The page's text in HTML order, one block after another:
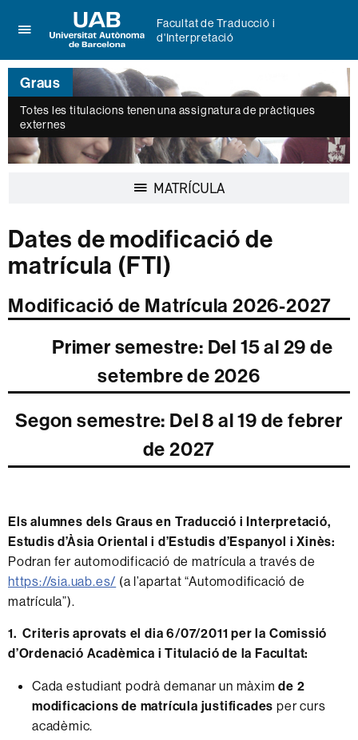
per
desplegar
el
menú
de
Facultat
de
Universitat
Autònoma
Barcelona
Facultat de Traducció i
d'Interpretació
Graus
Totes les titulacions tenen una assignatura de pràctiques
externes
MATRÍCULA
Dates de modificació de
matrícula (FTI)
Modificació de Matrícula 2026-2027
Primer semestre: Del 15 al 29 de
setembre de 2026
Segon semestre: Del 8 al 19 de febrer
de 2027
Els alumnes dels Graus en Traducció i Interpretació,
Estudis d’Àsia Oriental i d’Estudis d’Espanyol i Xinès:
Podran fer automodificació de matrícula a través de
https://sia.uab.es/ (a l’apartat “Automodificació de
matrícula”).
1. Criteris aprovats el dia 6/07/2011 per la Comissió
d’Ordenació Acadèmica i Titulació de la Facultat:
Cada estudiant podrà demanar un màximde 2
modificacions de matrícula justificades per curs
acadèmic.